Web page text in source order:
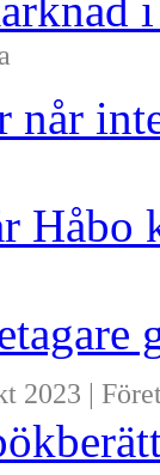
når
2023 |